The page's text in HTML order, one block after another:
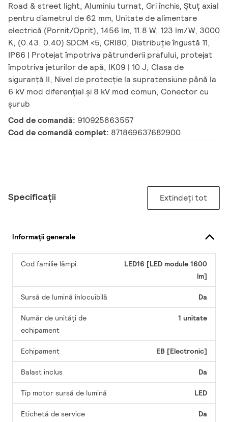
Road & street light, Aluminiu turnat, Gri închis, Ștuț axial
pentru diametrul de 62 mm, Unitate de alimentare
electrică (Pornit/Oprit), 1456 lm, 11.8 W, 123 lm/W, 3000
K, (0.43. 0.40) SDCM <5, CRI80, Distribuție îngustă 11,
IP66 | Protejat împotriva pătrunderii prafului, protejat
împotriva jeturilor de apă, IK09 | 10 J, Clasa de
siguranță II, Nivel de protecție la supratensiune până la
6 kV mod diferențial și 8 kV mod comun, Conector cu
șurub
Cod de comandă: 910925863557
Cod de comandă complet: 871869637682900
Specificații Extindeți tot
Informații generale
Cod familie lămpi
LED16 [LED module 1600
lm]
Sursă de lumină înlocuibilă Da
Număr de unități de
echipament
1 unitate
Echipament EB [Electronic]
Balast inclus Da
Tip motor sursă de lumină LED
Etichetă de service Da